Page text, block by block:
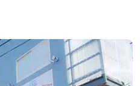
役割を果たすためにゲストハウ
一棟貸しです。 二階建ての一
グでゆったり過ごしていただけま